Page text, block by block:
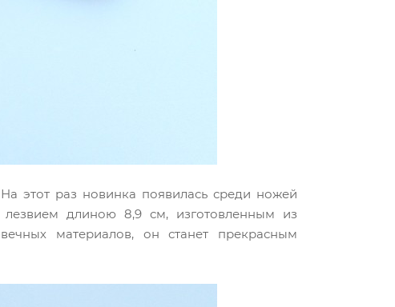
этот раз новинка появилась среди ножей
длиною 8,9 см, изготовленным из
материалов, он станет прекрасным